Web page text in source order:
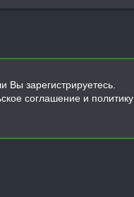
зарегистрируетесь.
соглашение и политику